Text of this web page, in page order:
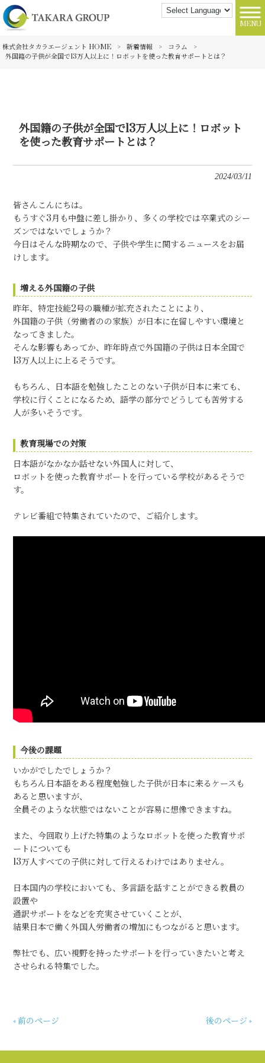
MENU
株式会社タカラエージェント HOME > 新着情報 > コラム
>
外国籍の子供が全国で13万人以上に！ロボットを使った教育サポートとは？
外国籍の子供が全国で13万人以上に！ロボット
を使った教育サポートとは？
2024/03/11
皆さんこんにちは。
もうすぐ3月も中盤に差し掛かり、多くの学校では卒業式のシー
ズンではないでしょうか？
今日はそんな時期なので、子供や学生に関するニュースをお届
けします。
増える外国籍の子供
昨年、特定技能2号の職種が拡充されたことにより、
外国籍の子供（労働者のの家族）が日本に在留しやすい環境と
なってきました。
そんな影響もあってか、昨年時点で外国籍の子供は日本全国で
13万人以上に上るそうです。
もちろん、日本語を勉強したことのない子供が日本に来ても、
学校に行くことになるため、語学の部分でどうしても苦労する
人が多いそうです。
教育現場での対策
日本語がなかなか話せない外国人に対して、
ロボットを使った教育サポートを行っている学校があるそうで
す。
テレビ番組で特集されていたので、ご紹介します。
今後の課題
いかがでしたでしょうか？
もちろん日本語をある程度勉強した子供が日本に来るケースも
あると思いますが、
全員そのような状態ではないことが容易に想像できますね。
また、今回取り上げた特集のようなロボットを使った教育サポ
ートについても
13万人すべての子供に対して行えるわけではありません。
日本国内の学校においても、多言語を話すことができる教員の
設置や
通訳サポートをなどを充実させていくことが、
結果日本で働く外国人労働者の増加にもつながると思います。
弊社でも、広い視野を持ったサポートを行っていきたいと考え
させられる特集でした。
« 前のページ 後のページ »